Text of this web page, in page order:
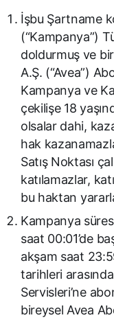
İşbu Şartname
(“Kampanya”)
doldurmuş ve
A.Ş. (“Avea”)
Kampanya ve
çekilişe 18
olsalar dahi,
hak
Satış Noktası
katılamazlar,
bu haktan
Kampanya
saat 00:01’de
akşam saat
tarihleri
Servisleri’ne
bireysel Avea